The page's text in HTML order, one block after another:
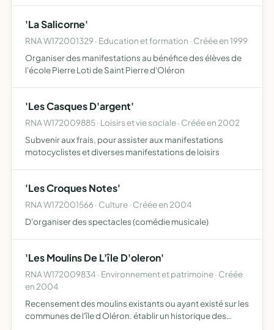
'La Salicorne'
RNA W172001329 · Education et formation · Créée en 1999
Organiser des manifestations au bénéfice des élèves de
l'école Pierre Loti de Saint Pierre d'Oléron
'Les Casques D'argent'
RNA W172009885 · Loisirs et vie sociale · Créée en 2002
Subvenir aux frais, pour assister aux manifestations
motocyclistes et diverses manifestations de loisirs
'Les Croques Notes'
RNA W172001566 · Culture · Créée en 2004
D'organiser des spectacles (comédie musicale)
'Les Moulins De L'île D'oleron'
RNA W172009834 · Environnement et patrimoine · Créée
en 2004
Recensement des moulins existants ou ayant existé sur les
communes de l'île d Oléron. établir un historique des